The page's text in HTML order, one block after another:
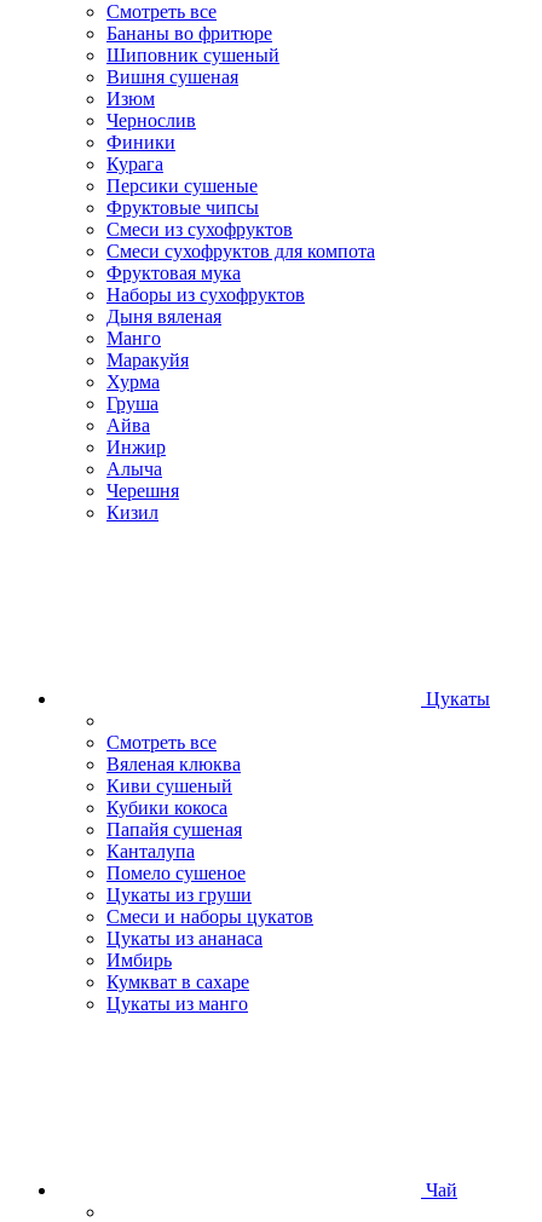
Смотреть все
Бананы во фритюре
Шиповник сушеный
Вишня сушеная
Изюм
Чернослив
Финики
Курага
Персики сушеные
Фруктовые чипсы
Смеси из сухофруктов
Смеси сухофруктов для компота
Фруктовая мука
Наборы из сухофруктов
Дыня вяленая
Манго
Маракуйя
Хурма
Груша
Айва
Инжир
Алыча
Черешня
Кизил
Цукаты
Смотреть все
Вяленая клюква
Киви сушеный
Кубики кокоса
Папайя сушеная
Канталупа
Помело сушеное
Цукаты из груши
Смеси и наборы цукатов
Цукаты из ананаса
Имбирь
Кумкват в сахаре
Цукаты из манго
Чай